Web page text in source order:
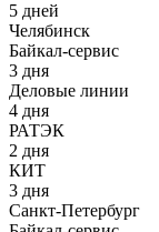
5 дней
Челябинск
Байкал-сервис
3 дня
Деловые линии
4 дня
РАТЭК
2 дня
КИТ
3 дня
Санкт-Петербург